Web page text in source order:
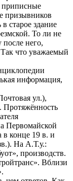
приписные
призывников
старое здание
То ли не
после него,
что уважаемый
информация,
ул.),
Протяжённость
Первомайской
в конце 19 в. и
На А.Т.у.:
производств.
Вблизи